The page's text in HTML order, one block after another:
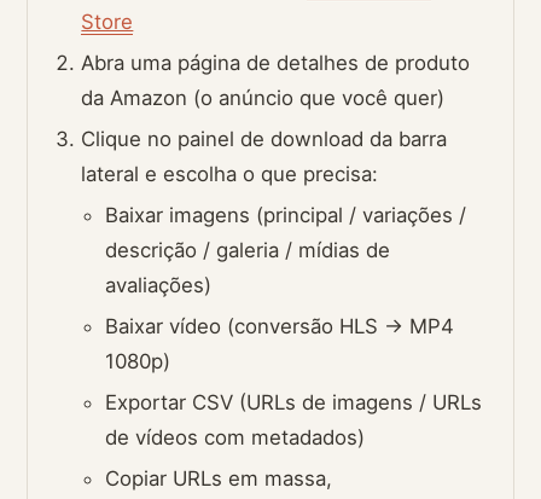
Store
Abra uma página de detalhes de produto
da Amazon (o anúncio que você quer)
Clique no painel de download da barra
lateral e escolha o que precisa:
Baixar imagens (principal / variações /
descrição / galeria / mídias de
avaliações)
Baixar vídeo (conversão HLS → MP4
1080p)
Exportar CSV (URLs de imagens / URLs
de vídeos com metadados)
Copiar URLs em massa,